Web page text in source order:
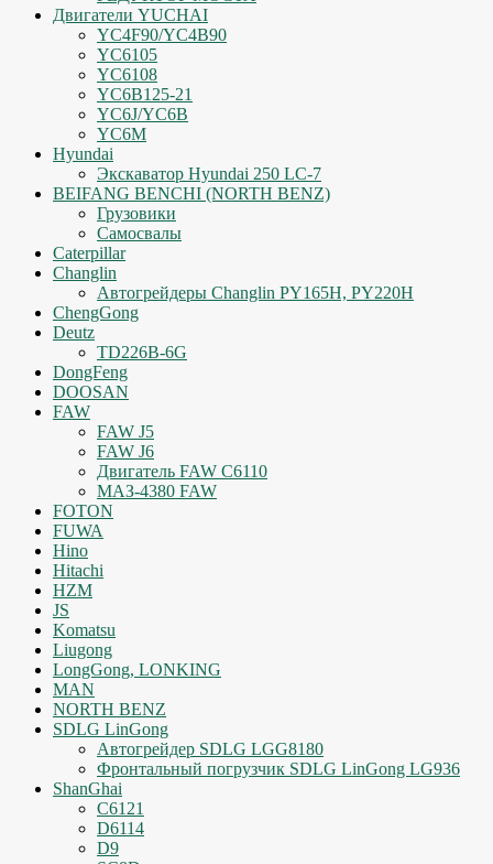
Двигатели YUCHAI
YC4F90/YC4B90
YC6105
YC6108
YC6B125-21
YC6J/YC6B
YC6M
Hyundai
Экскаватор Hyundai 250 LC-7
BEIFANG BENCHI (NORTH BENZ)
Грузовики
Самосвалы
Caterpillar
Changlin
Автогрейдеры Changlin PY165H, PY220H
ChengGong
Deutz
TD226B-6G
DongFeng
DOOSAN
FAW
FAW J5
FAW J6
Двигатель FAW C6110
МАЗ-4380 FAW
FOTON
FUWA
Hino
Hitachi
HZM
JS
Komatsu
Liugong
LongGong, LONKING
MAN
NORTH BENZ
SDLG LinGong
Автогрейдер SDLG LGG8180
Фронтальный погрузчик SDLG LinGong LG936
ShanGhai
C6121
D6114
D9